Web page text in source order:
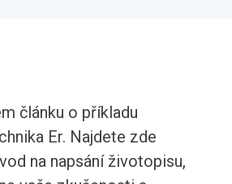
článku o příkladu
Er. Najdete zde
na napsání životopisu,